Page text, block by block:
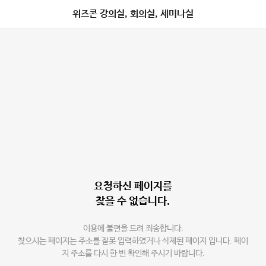
위즈콘 강의실, 회의실, 세미나실
요청하신 페이지를
찾을 수 없습니다.
이용에 불편을 드려 죄송합니다.
찾으시는 페이지는 주소를 잘못 입력하였거나 삭제된 페이지 입니다. 페이
지 주소를 다시 한 번 확인해 주시기 바랍니다.